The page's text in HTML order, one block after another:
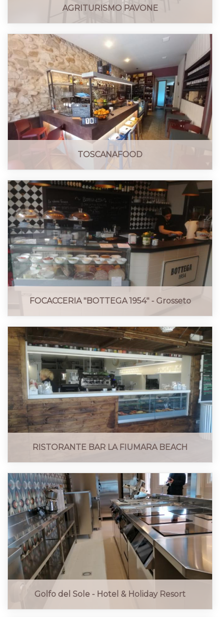
AGRITURISMO PAVONE
TOSCANAFOOD
FOCACCERIA "BOTTEGA 1954" - Grosseto
RISTORANTE BAR LA FIUMARA BEACH
Golfo del Sole - Hotel & Holiday Resort